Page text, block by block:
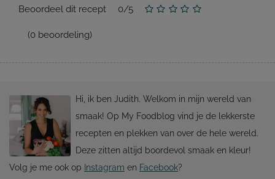
Beoordeel dit recept 0/5
(0 beoordeling)
Hi, ik ben Judith. Welkom in mijn wereld van
smaak! Op My Foodblog vind je de lekkerste
recepten en plekken van over de hele wereld.
Deze zitten altijd boordevol smaak en kleur!
Volg je me ook op Instagram en Facebook?